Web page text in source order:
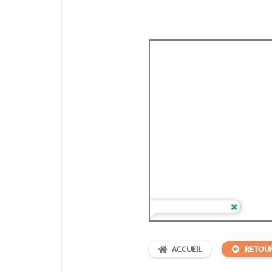
ACCUEIL